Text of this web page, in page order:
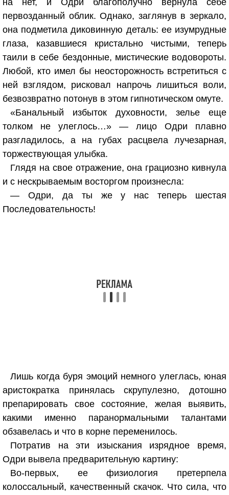
на нет, и Одри благополучно вернула себе
первозданный облик. Однако, заглянув в зеркало,
она подметила диковинную деталь: ее изумрудные
глаза, казавшиеся кристально чистыми, теперь
таили в себе бездонные, мистические водовороты.
Любой, кто имел бы неосторожность встретиться с
ней взглядом, рисковал напрочь лишиться воли,
безвозвратно потонув в этом гипнотическом омуте.
«Банальный избыток духовности, зелье еще
толком не улеглось…» — лицо Одри плавно
разгладилось, а на губах расцвела лучезарная,
торжествующая улыбка.
Глядя на свое отражение, она грациозно кивнула
и с нескрываемым восторгом произнесла:
— Одри, да ты же у нас теперь шестая
Последовательность!
Лишь когда буря эмоций немного улеглась, юная
аристократка принялась скрупулезно, дотошно
препарировать свое состояние, желая выявить,
какими именно паранормальными талантами
обзавелась и что в корне переменилось.
Потратив на эти изыскания изрядное время,
Одри вывела предварительную картину:
Во-первых, ее физиология претерпела
колоссальный, качественный скачок. Что сила, что